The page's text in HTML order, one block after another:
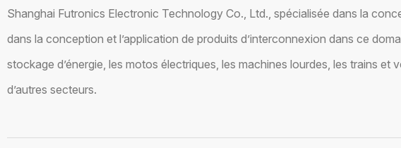
Shanghai Futronics Electronic Technology Co., Ltd., spécialisée dans la
dans la conception et l’application de produits d’interconnexion dans ce
stockage d’énergie, les motos électriques, les machines lourdes, les trains et
d’autres secteurs.